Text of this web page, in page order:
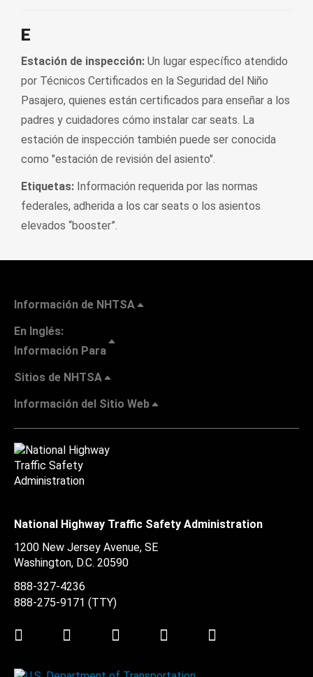
E
Estación de inspección: Un lugar específico atendido
por Técnicos Certificados en la Seguridad del Niño
Pasajero, quienes están certificados para enseñar a los
padres y cuidadores cómo instalar car seats. La
estación de inspección también puede ser conocida
como "estación de revisión del asiento".
Etiquetas: Información requerida por las normas
federales, adherida a los car seats o los asientos
elevados “booster”.
Información de NHTSA
En Inglés:
Información Para
Sitios de NHTSA
Información del Sitio Web
National Highway Traffic Safety Administration
1200 New Jersey Avenue, SE
Washington, D.C. 20590
888-327-4236
888-275-9171 (TTY)
Twitter LinkedInFacebookYoutube